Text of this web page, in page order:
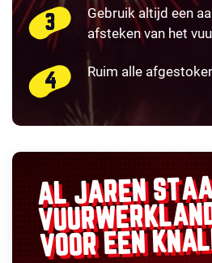
Gebruik altijd een
afsteken van het
Ruim alle
AL JAREN
VOOR EEN